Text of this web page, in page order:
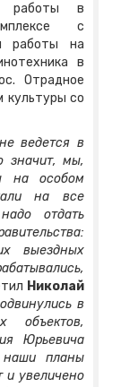
работы в
с
работы на
в
Отрадное
культуры со
ведется в
значит, мы,
на особом
на все
отдать
выездных
Николай
в
объектов,
Юрьевича
наши планы
и увеличено